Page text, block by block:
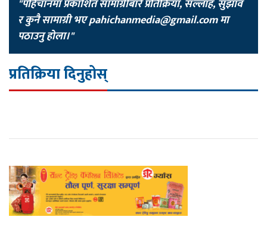
"पहिचानमा प्रकाशित सामाग्रीबारे प्रतिक्रिया, सल्लाह, सुझाव
र कुनै सामाग्री भएpahichanmedia@gmail.comमा
पठाउनु होला।"
प्रतिक्रिया दिनुहोस्